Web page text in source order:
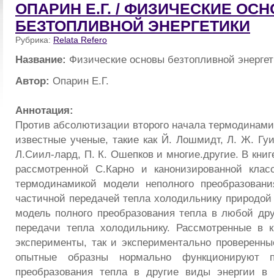
ОПАРИН Е.Г. / ФИЗИЧЕСКИЕ
БЕЗТОПЛИВНОЙ ЭНЕРГЕТИКИ
Рубрика: Relata Refero
Название: Физические основы безтопливной
Автор: Опарин Е.Г.
Аннотация:
Против абсолютизации второго начала
известные ученые, такие как Й. Лошмидт, Л. Ж.
Л.Сиил-лард, П. К. Ошепков и многие.другие. В
рассмотренной С.Карно и канонизированной
термодинамикой модели неполного
частичной передачей тепла холодильнику
модель полного преобразования тепла в любой
передачи тепла холодильнику. Рассмотренные в
эксперименты, так и экспериментально
опытные образны нормально функционируют
преобразования тепла в другие виды энергии в